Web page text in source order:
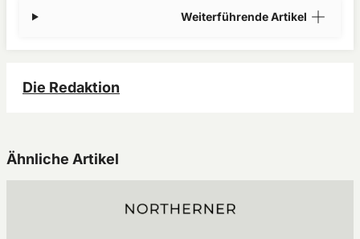
Weiterführende Artikel
Die Redaktion
Ähnliche Artikel